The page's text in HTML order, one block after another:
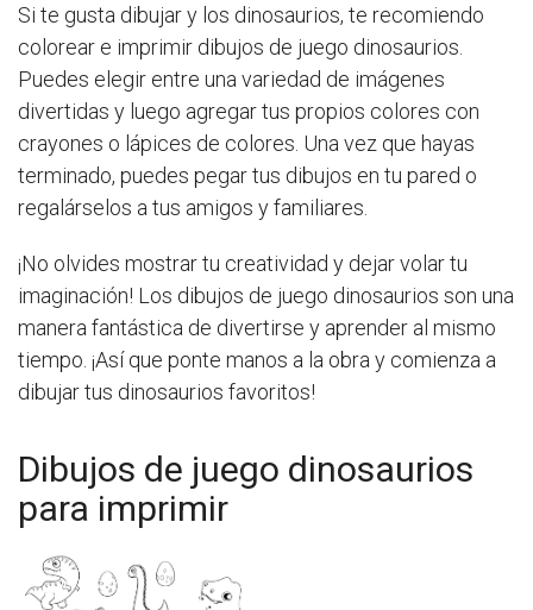
Si te gusta dibujar y los dinosaurios, te recomiendo
colorear e imprimir dibujos de juego dinosaurios.
Puedes elegir entre una variedad de imágenes
divertidas y luego agregar tus propios colores con
crayones o lápices de colores. Una vez que hayas
terminado, puedes pegar tus dibujos en tu pared o
regalárselos a tus amigos y familiares.
¡No olvides mostrar tu creatividad y dejar volar tu
imaginación! Los dibujos de juego dinosaurios son una
manera fantástica de divertirse y aprender al mismo
tiempo. ¡Así que ponte manos a la obra y comienza a
dibujar tus dinosaurios favoritos!
Dibujos de juego dinosaurios
para imprimir